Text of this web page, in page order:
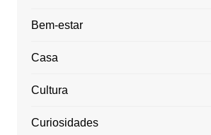
Bem-estar
Casa
Cultura
Curiosidades